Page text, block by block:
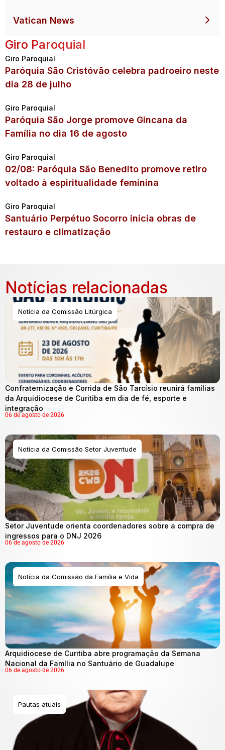
Vatican News
Giro Paroquial
Giro Paroquial
Paróquia São Cristóvão celebra padroeiro neste
dia 28 de julho
Giro Paroquial
Paróquia São Jorge promove Gincana da
Família no dia 16 de agosto
Giro Paroquial
02/08: Paróquia São Benedito promove retiro
voltado à espiritualidade feminina
Giro Paroquial
Santuário Perpétuo Socorro inicia obras de
restauro e climatização
Notícias relacionadas
Notícia da Comissão Litúrgica
Confraternização e Corrida de São Tarcísio reunirá famílias
da Arquidiocese de Curitiba em dia de fé, esporte e
integração
06 de agosto de 2026
Notícia da Comissão Setor Juventude
Setor Juventude orienta coordenadores sobre a compra de
ingressos para o DNJ 2026
06 de agosto de 2026
Notícia da Comissão da Família e Vida
Arquidiocese de Curitiba abre programação da Semana
Nacional da Família no Santuário de Guadalupe
06 de agosto de 2026
Pautas atuais